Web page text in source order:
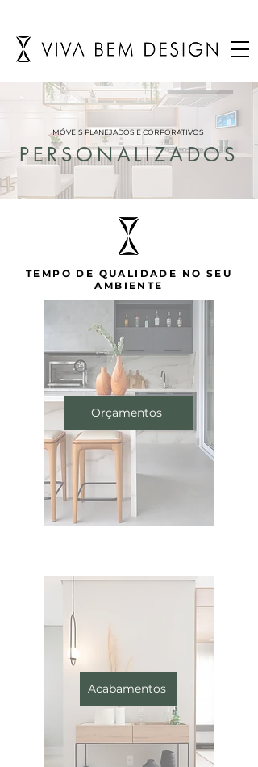
MÓVEIS PLANEJADOS E CORPORATIVOS
PERSONALIZADOS
TEMPO DE QUALIDADE NO SEU
AMBIENTE
Orçamentos
Acabamentos